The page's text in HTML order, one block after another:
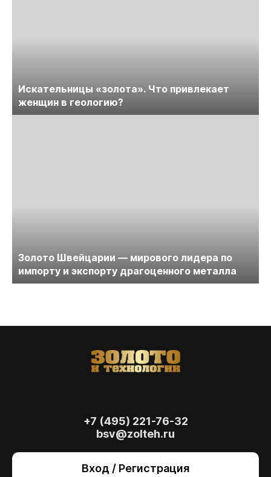
Искательницы «золота». Что привлекает
женщин в геологию?
Золото Швейцарии — мирового лидера по
импорту и экспорту драгоценного металла
+7 (495) 221-76-32
bsv@zolteh.ru
Вход / Регистрация
также для анализа сайта и улучшения